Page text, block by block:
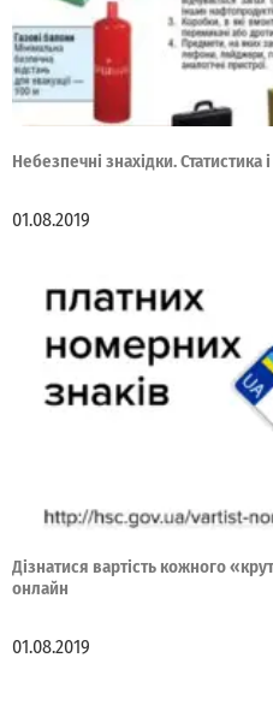
Небезпечні знахідки. Статистика
01.08.2019
Дізнатися вартість кожного
онлайн
01.08.2019